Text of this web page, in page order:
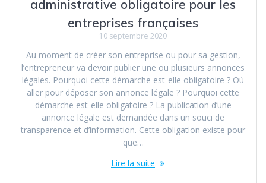
administrative obligatoire pour les
entreprises françaises
10 septembre 2020
Au moment de créer son entreprise ou pour sa gestion,
l’entrepreneur va devoir publier une ou plusieurs annonces
légales. Pourquoi cette démarche est-elle obligatoire ? Où
aller pour déposer son annonce légale ? Pourquoi cette
démarche est-elle obligatoire ? La publication d’une
annonce légale est demandée dans un souci de
transparence et d’information. Cette obligation existe pour
que…
Lire la suite